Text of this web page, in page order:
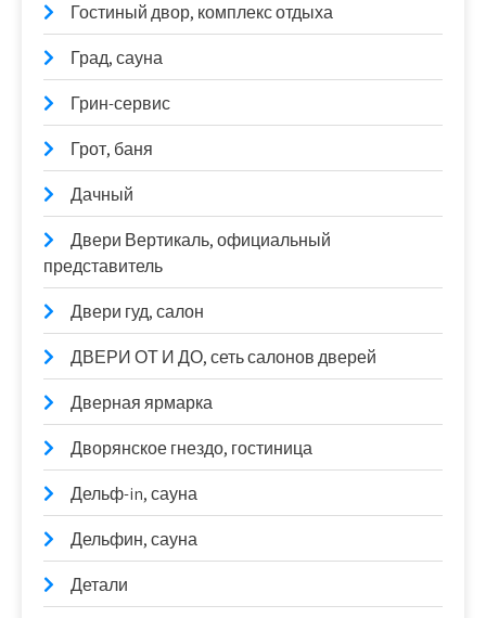
Гостиный двор, комплекс отдыха
Град, сауна
Грин-сервис
Грот, баня
Дачный
Двери Вертикаль, официальный
представитель
Двери гуд, салон
ДВЕРИ ОТ И ДО, сеть салонов дверей
Дверная ярмарка
Дворянское гнездо, гостиница
Дельф-in, сауна
Дельфин, сауна
Детали